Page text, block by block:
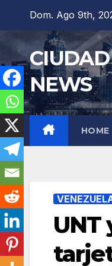
contenido
Dom. Ago 9th,
NEWS
HOME
UNT